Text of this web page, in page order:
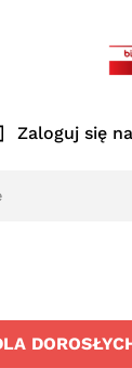
Zaloguj się